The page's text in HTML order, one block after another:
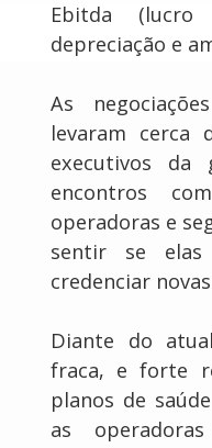
Ebitda
depreciação e
As
levaram cerca
executivos da
encontros
operadoras e
sentir se elas
credenciar
Diante do
fraca, e forte
planos de
as